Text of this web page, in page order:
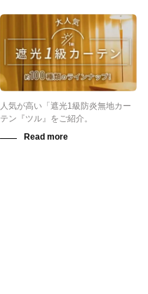
人気が高い「遮光1級防炎無地カー
テン『ツル』をご紹介。